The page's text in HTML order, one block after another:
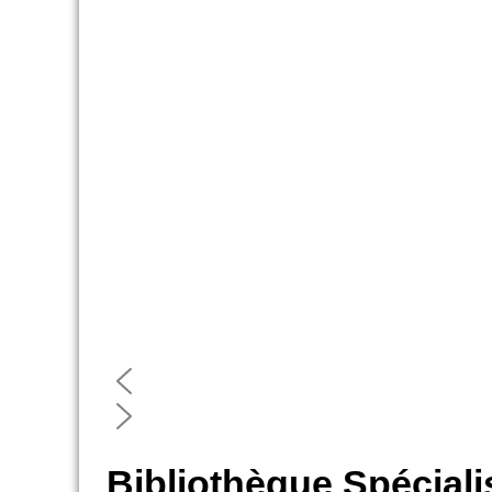
Bibliothèque